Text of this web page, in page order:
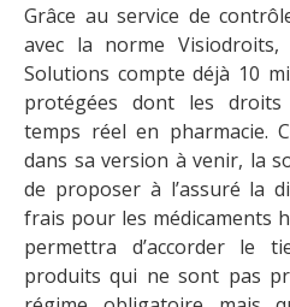
Grâce au service de
avec la norme Visiodroits,
Solutions compte déjà 10
protégées dont les
temps réel en pharmacie.
dans sa version à venir, la
de proposer à l’assuré la
frais pour les médicaments
permettra d’accorder le
produits qui ne sont pas